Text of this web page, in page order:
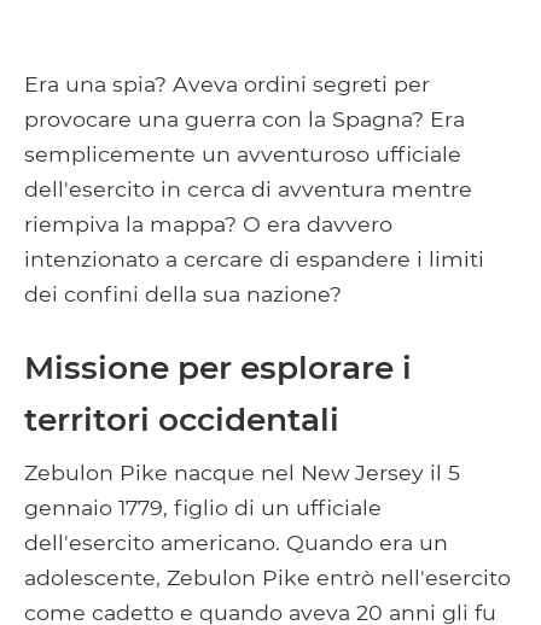
Era una spia? Aveva ordini segreti per
provocare una guerra con la Spagna? Era
semplicemente un avventuroso ufficiale
dell'esercito in cerca di avventura mentre
riempiva la mappa? O era davvero
intenzionato a cercare di espandere i limiti
dei confini della sua nazione?
Missione per esplorare i
territori occidentali
Zebulon Pike nacque nel New Jersey il 5
gennaio 1779, figlio di un ufficiale
dell'esercito americano. Quando era un
adolescente, Zebulon Pike entrò nell'esercito
come cadetto e quando aveva 20 anni gli fu